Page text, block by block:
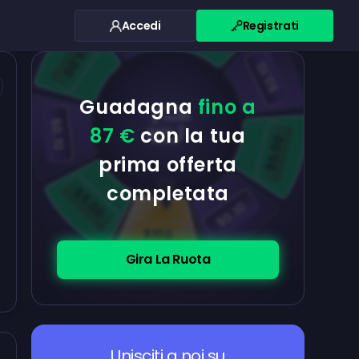
Accedi Registrati
Guadagna fino a
87 € con la tua
prima offerta
completata
Gira La Ruota
$100
$5.00
$5.00
$0.10 $5.00